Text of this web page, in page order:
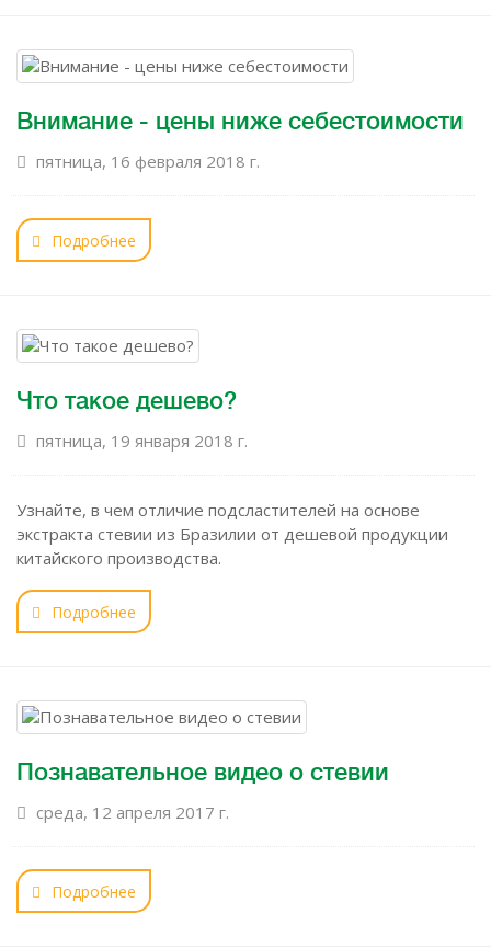
Внимание - цены ниже себестоимости
пятница, 16 февраля 2018 г.
Подробнее
Что такое дешево?
пятница, 19 января 2018 г.
Узнайте, в чем отличие подсластителей на основе
экстракта стевии из Бразилии от дешевой продукции
китайского производства.
Подробнее
Познавательное видео о стевии
среда, 12 апреля 2017 г.
Подробнее